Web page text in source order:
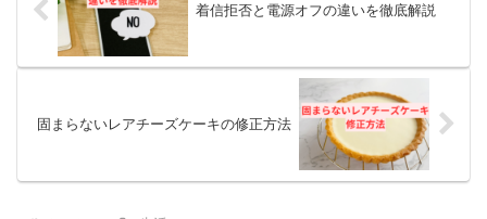
着信拒否と電源オフの違いを徹底解説
固まらないレアチーズケーキの修正方法